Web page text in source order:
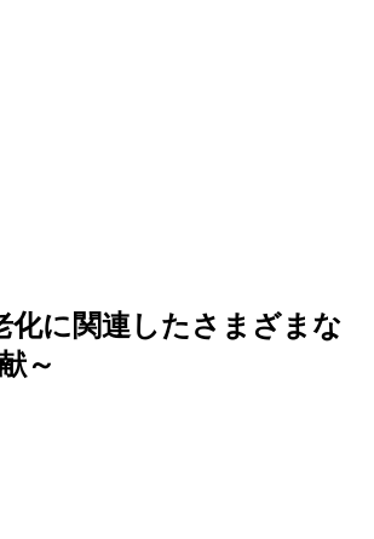
化に関連したさまざまな
～